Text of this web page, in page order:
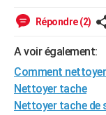
LIFESTYLE
Alimentation
Guide de la santé
Maladies
Médicaments
Sommeil
VOYAGE
Destinations
City break
Voyage nature
Voyage de noces
Forum
Climat
+PHOTO
Répondre (2)
A voir également:
Comment
Nettoyer tache
Nettoyer tache de